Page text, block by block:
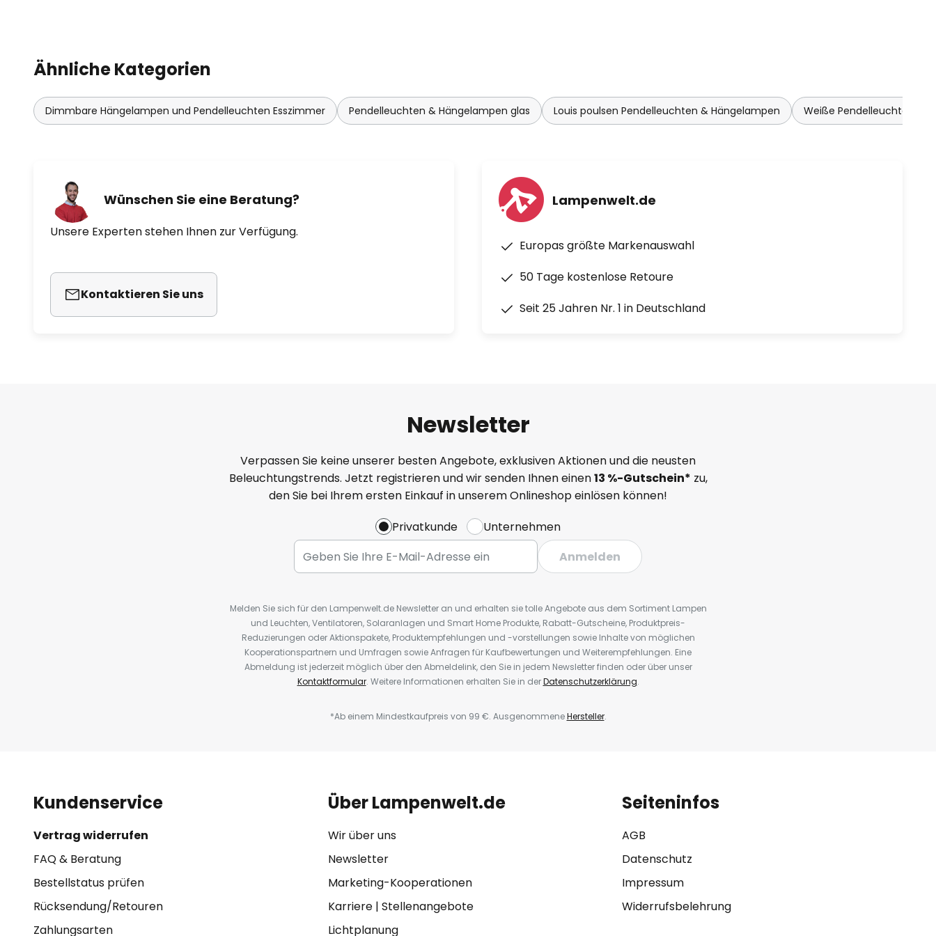
Jahren weitete sich das Angebot parallel zu den großen
Bauprojekten des Designers aus.
Ähnliche Kategorien
Dimmbare Hängelampen und Pendelleuchten Esszimmer Pendelleuchten & Hängelampen glas Louis poulsen Pendelleuchten & Hängelampen Weiße Pendelleuchten &
Wünschen Sie eine Beratung?
Unsere Experten stehen Ihnen zur Verfügung.
Kontaktieren Sie uns
Lampenwelt.de
Europas größte Markenauswahl
50 Tage kostenlose Retoure
Seit 25 Jahren Nr. 1 in Deutschland
Newsletter
Verpassen Sie keine unserer besten Angebote, exklusiven Aktionen und die neusten
Beleuchtungstrends. Jetzt registrieren und wir senden Ihnen einen13 %-Gutschein* zu,
den Sie bei Ihrem ersten Einkauf in unserem Onlineshop einlösen können!
Privatkunde
Unternehmen
Anmelden
Melden Sie sich für den Lampenwelt.de Newsletter an und erhalten sie tolle Angebote aus dem Sortiment Lampen
und Leuchten, Ventilatoren, Solaranlagen und Smart Home Produkte, Rabatt-Gutscheine, Produktpreis-
Reduzierungen oder Aktionspakete, Produktempfehlungen und -vorstellungen sowie Inhalte von möglichen
Kooperationspartnern und Umfragen sowie Anfragen für Kaufbewertungen und Weiterempfehlungen. Eine
Abmeldung ist jederzeit möglich über den Abmeldelink, den Sie in jedem Newsletter finden oder über unser
Kontaktformular. Weitere Informationen erhalten Sie in derDatenschutzerklärung.
*Ab einem Mindestkaufpreis von 99 €. AusgenommeneHersteller.
Kundenservice
Vertrag widerrufen
FAQ & Beratung
Bestellstatus prüfen
Rücksendung/Retouren
Zahlungsarten
Über Lampenwelt.de
Wir über uns
Newsletter
Marketing-Kooperationen
Karriere| Stellenangebote
Lichtplanung
Seiteninfos
AGB
Datenschutz
Impressum
Widerrufsbelehrung